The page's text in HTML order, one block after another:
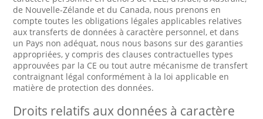
de Nouvelle-Zélande et du Canada, nous prenons en
compte toutes les obligations légales applicables relatives
aux transferts de données à caractère personnel, et dans
un Pays non adéquat, nous nous basons sur des garanties
appropriées, y compris des clauses contractuelles types
approuvées par la CE ou tout autre mécanisme de transfert
contraignant légal conformément à la loi applicable en
matière de protection des données.
Droits relatifs aux données à caractère